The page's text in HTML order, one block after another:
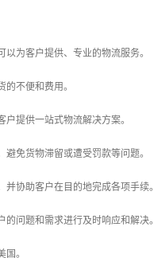
为客户提供、专业的物流服务。
不便和费用。
提供一站式物流解决方案。
免货物滞留或遭受罚款等问题。
协助客户在目的地完成各项手续。
问题和需求进行及时响应和解决。
。